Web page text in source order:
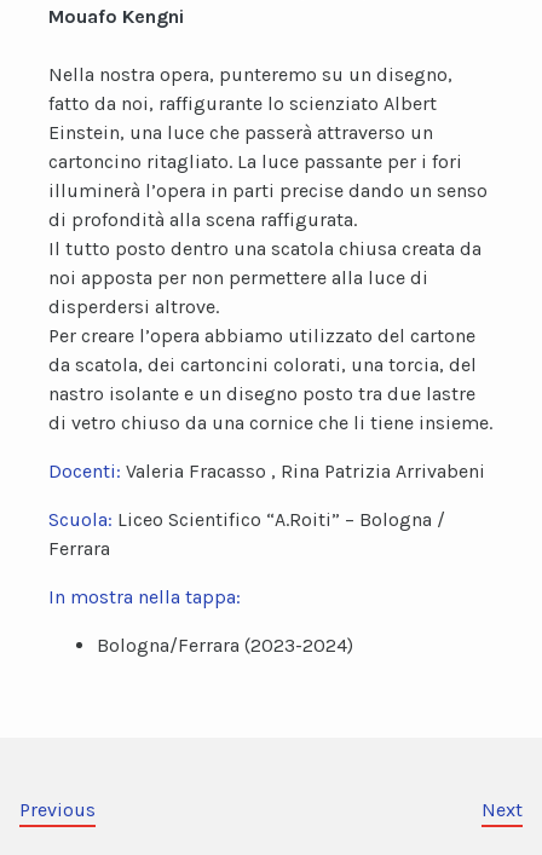
Mouafo Kengni
Nella nostra opera, punteremo su un disegno,
fatto da noi, raffigurante lo scienziato Albert
Einstein, una luce che passerà attraverso un
cartoncino ritagliato. La luce passante per i fori
illuminerà l’opera in parti precise dando un senso
di profondità alla scena raffigurata.
Il tutto posto dentro una scatola chiusa creata da
noi apposta per non permettere alla luce di
disperdersi altrove.
Per creare l’opera abbiamo utilizzato del cartone
da scatola, dei cartoncini colorati, una torcia, del
nastro isolante e un disegno posto tra due lastre
di vetro chiuso da una cornice che li tiene insieme.
Docenti: Valeria Fracasso , Rina Patrizia Arrivabeni
Scuola: Liceo Scientifico “A.Roiti” – Bologna /
Ferrara
In mostra nella tappa:
Bologna/Ferrara (2023-2024)
Previous Next